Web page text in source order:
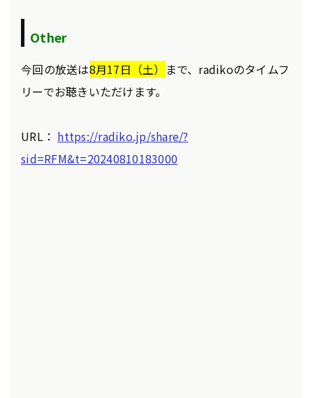
Other
今回の放送は8月17日（土）
まで、radikoのタイムフ
リーでお聴きいただけます。
URL： https://radiko.jp/share/?
sid=RFM&t=20240810183000